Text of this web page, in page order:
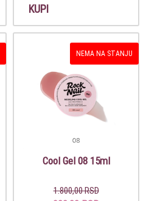
KUPI
NEMA NA STANJU
Cool Gel 08 15ml
1.800,00 RSD